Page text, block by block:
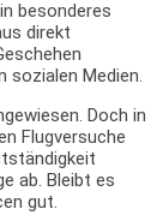
besonderes
direkt
sozialen Medien.
Doch in
Flugversuche
ab. Bleibt es
gut.